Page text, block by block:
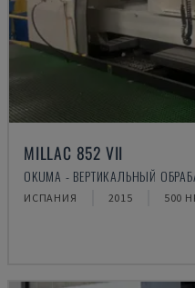
MILLAC 852 VII
OKUMA - ВЕРТИКАЛЬНЫЙ
ИСПАНИЯ 2015 500